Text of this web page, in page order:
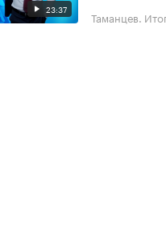
23:37 Таманцев.